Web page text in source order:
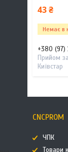
43 ₴
Немає в
+380
Прийом
Київстар
CNCPROM
ЧПК
Товари